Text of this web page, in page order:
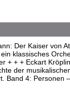
Der Kaiser von
klassisches
+ + + Eckart
der
Band 4: Personen